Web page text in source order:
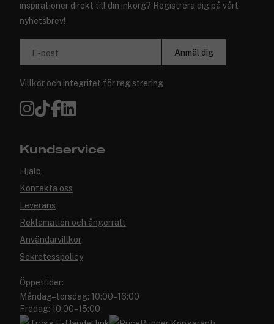
inspirationer direkt till din inkorg? Registrera dig på vårt
nyhetsbrev!
E-post Anmäl dig
Villkor och integritet för registrering
Kundservice
Hjälp
Kontakta oss
Leverans
Reklamation och ångerrätt
Användarvillkor
Sekretesspolicy
Öppettider:
Måndag–torsdag: 10:00–16:00
Fredag: 10:00–15:00